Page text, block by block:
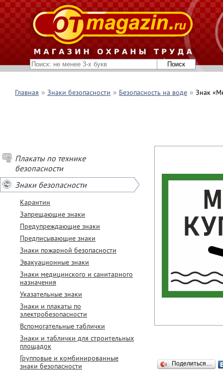
Главная Знаки безопасности Безопасность на воде Знак
Плакаты по технике
безопасности
Знаки безопасности
Карантин
Запрещающие знаки
Предупреждающие знаки
Предписывающие знаки
Знаки пожарной безопасности
Эвакуационные знаки
Знаки медицинского и санитарного
назначения
Указательные знаки
Знаки и плакаты по
электробезопасности
Вспомогательные таблички
Знаки и таблички для строительных
площадок
Групповые и комбинированные
знаки безопасности
Поделиться…